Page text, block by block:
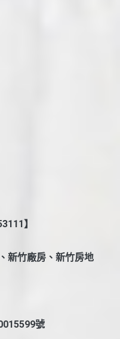
】
新竹廠房、新竹房地
號